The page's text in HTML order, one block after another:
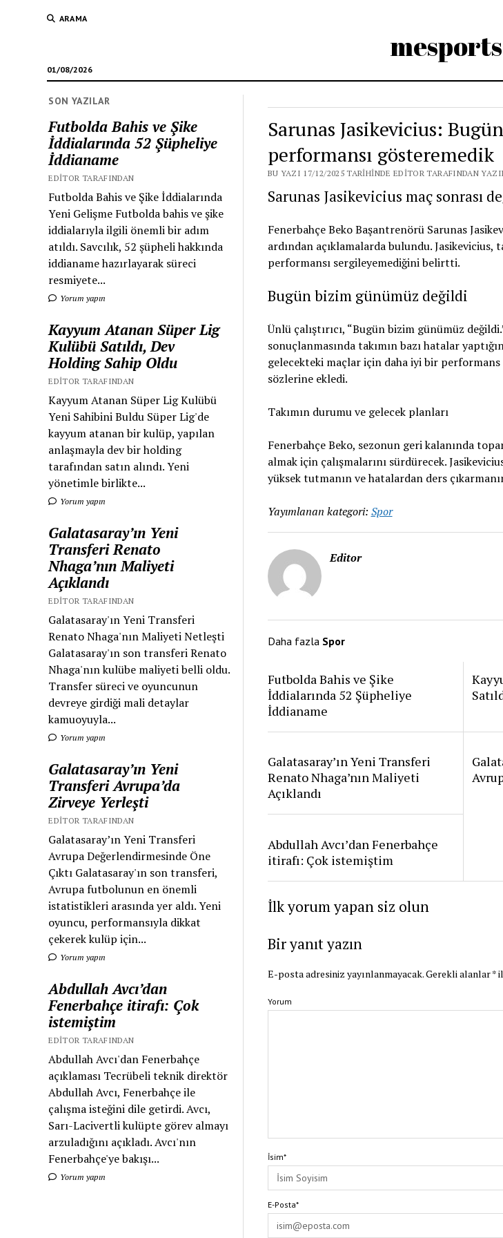
ARAMA
01/08/2026
SON YAZILAR
Futbolda Bahis ve Şike
İddialarında 52 Şüpheliye
İddianame
EDITOR TARAFINDAN
Futbolda Bahis ve Şike İddialarında
Yeni Gelişme Futbolda bahis ve şike
iddialarıyla ilgili önemli bir adım
atıldı. Savcılık, 52 şüpheli hakkında
iddianame hazırlayarak süreci
resmiyete...
Yorum yapın
Kayyum Atanan Süper Lig
Kulübü Satıldı, Dev
Holding Sahip Oldu
EDITOR TARAFINDAN
Kayyum Atanan Süper Lig Kulübü
Yeni Sahibini Buldu Süper Lig'de
kayyum atanan bir kulüp, yapılan
anlaşmayla dev bir holding
tarafından satın alındı. Yeni
yönetimle birlikte...
Yorum yapın
Galatasaray’ın Yeni
Transferi Renato
Nhaga’nın Maliyeti
Açıklandı
EDITOR TARAFINDAN
Galatasaray'ın Yeni Transferi
Renato Nhaga'nın Maliyeti Netleşti
Galatasaray'ın son transferi Renato
Nhaga'nın kulübe maliyeti belli oldu.
Transfer süreci ve oyuncunun
devreye girdiği mali detaylar
kamuoyuyla...
Yorum yapın
Galatasaray’ın Yeni
Transferi Avrupa’da
Zirveye Yerleşti
EDITOR TARAFINDAN
Galatasaray’ın Yeni Transferi
Avrupa Değerlendirmesinde Öne
Çıktı Galatasaray'ın son transferi,
Avrupa futbolunun en önemli
istatistikleri arasında yer aldı. Yeni
oyuncu, performansıyla dikkat
çekerek kulüp için...
Yorum yapın
Abdullah Avcı’dan
Fenerbahçe itirafı: Çok
istemiştim
EDITOR TARAFINDAN
Abdullah Avcı'dan Fenerbahçe
açıklaması Tecrübeli teknik direktör
Abdullah Avcı, Fenerbahçe ile
çalışma isteğini dile getirdi. Avcı,
Sarı-Lacivertli kulüpte görev almayı
arzuladığını açıkladı. Avcı'nın
Fenerbahçe'ye bakışı...
Yorum yapın
Sarunas Jasikevicius:
performansı gösteremedik
BU YAZI 17/12/2025 TARIHINDE EDITOR TARAFINDAN
Sarunas Jasikevicius maç sonrası
Fenerbahçe Beko Başantrenörü Sarunas
ardından açıklamalarda bulundu. Jasikevicius,
performansı sergileyemediğini belirtti.
Bugün bizim günümüz değildi
Ünlü çalıştırıcı, “Bugün bizim günümüz
sonuçlanmasında takımın bazı hatalar
gelecekteki maçlar için daha iyi bir
sözlerine ekledi.
Takımın durumu ve gelecek planları
Fenerbahçe Beko, sezonun geri kalanında
almak için çalışmalarını sürdürecek.
yüksek tutmanın ve hatalardan ders
Yayımlanan kategori: Spor
Editor
Daha fazla Spor
Futbolda Bahis ve Şike
İddialarında 52 Şüpheliye
İddianame
Galatasaray’ın Yeni Transferi
Renato Nhaga’nın Maliyeti
Açıklandı
Abdullah Avcı’dan Fenerbahçe
itirafı: Çok istemiştim
İlk yorum yapan siz olun
Bir yanıt yazın
E-posta adresiniz yayınlanmayacak.Gerekli alanlar*
Yorum
İsim*
E-Posta*